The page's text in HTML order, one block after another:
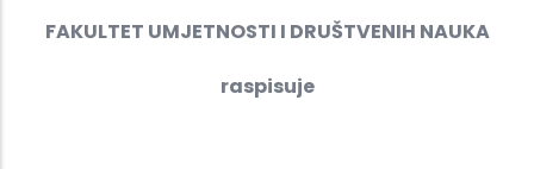
FAKULTET UMJETNOSTI I DRUŠTVENIH NAUKA
raspisuje